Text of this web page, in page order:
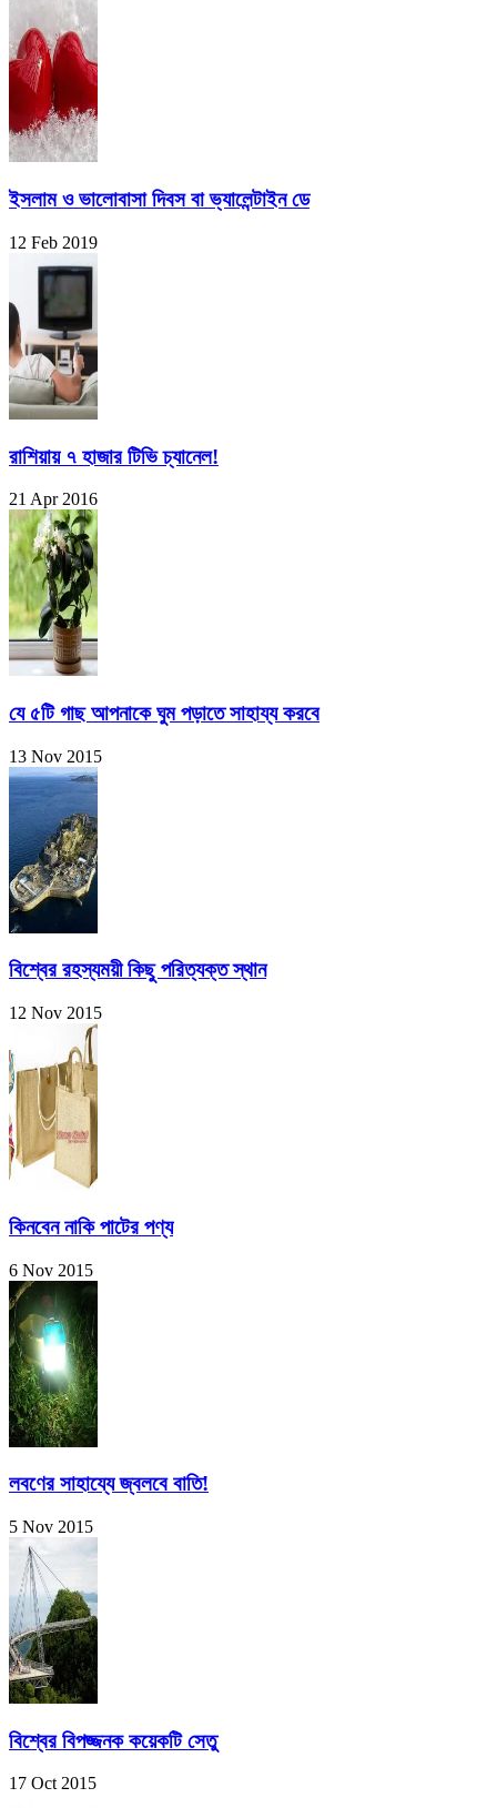
ইসলাম ও ভালোবাসা দিবস বা ভ্যালেন্টাইন ডে
12 Feb 2019
রাশিয়ায় ৭ হাজার টিভি চ্যানেল!
21 Apr 2016
যে ৫টি গাছ আপনাকে ঘুম পড়াতে সাহায্য করবে
13 Nov 2015
বিশ্বের রহস্যময়ী কিছু পরিত্যক্ত স্থান
12 Nov 2015
কিনবেন নাকি পাটের পণ্য
6 Nov 2015
লবণের সাহায্যে জ্বলবে বাতি!
5 Nov 2015
বিশ্বের বিপজ্জনক কয়েকটি সেতু
17 Oct 2015